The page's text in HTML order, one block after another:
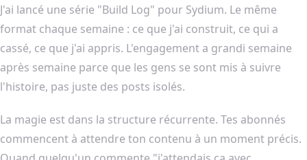
J'ai lancé une série "Build Log" pour Sydium. Le même
format chaque semaine : ce que j'ai construit, ce qui a
cassé, ce que j'ai appris. L'engagement a grandi semaine
après semaine parce que les gens se sont mis à suivre
l'histoire, pas juste des posts isolés.
La magie est dans la structure récurrente. Tes abonnés
commencent à attendre ton contenu à un moment précis.